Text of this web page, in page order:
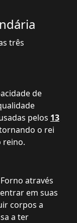
três
de
pelos 13
o rei
reino.
através
em suas
corpos a
a ter